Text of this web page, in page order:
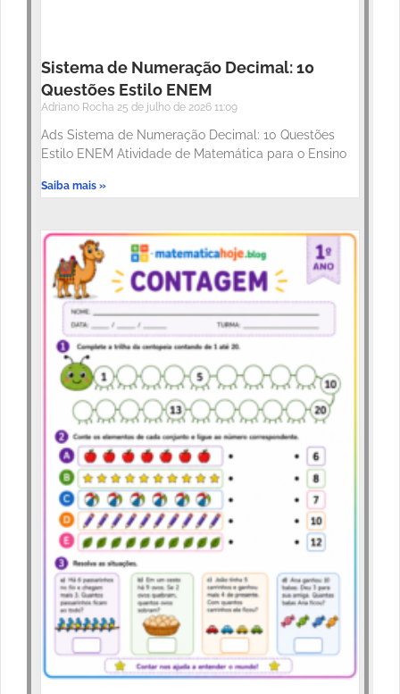
Sistema de Numeração Decimal: 10
Questões Estilo ENEM
Adriano Rocha 25 de julho de 2026 11:09
Ads Sistema de Numeração Decimal: 10 Questões
Estilo ENEM Atividade de Matemática para o Ensino
Saiba mais »